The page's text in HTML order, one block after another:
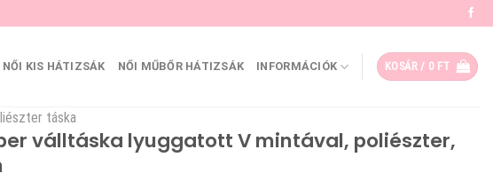
NŐI KIS HÁTIZSÁK NŐI MŰBŐR HÁTIZSÁK INFORMÁCIÓK KOSÁR / 0 FT
táska
válltáska lyuggatott V mintával, poliészter,